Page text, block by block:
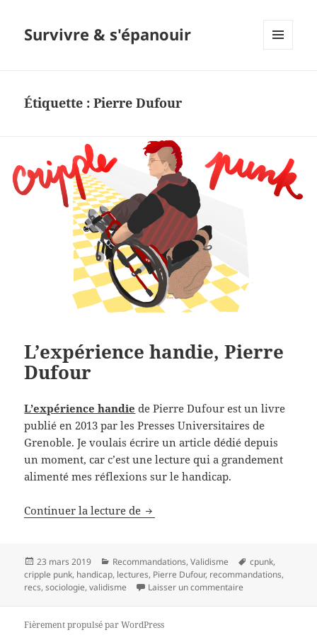
Survivre & s'épanouir
Étiquette : Pierre Dufour
L’expérience handie, Pierre
Dufour
L’expérience handie de Pierre Dufour est un livre
publié en 2013 par les Presses Universitaires de
Grenoble. Je voulais écrire un article dédié depuis
un moment, car c’est une lecture qui a grandement
alimenté mes réflexions sur le handicap.
Continuer la lecture de L’expérience handie, Pierre
Publié
le
23 mars 2019 Catégories
Recommandations,Validisme
Mots-
clés
cpunk,
cripple punk, handicap, lectures, Pierre Dufour, recommandations,
recs,sociologie,validisme Laisser un commentaire
Fièrement propulsé par WordPress